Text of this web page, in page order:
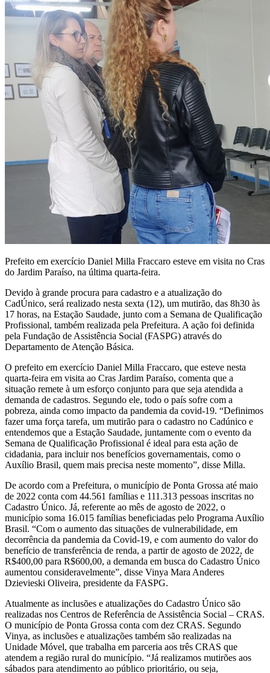
Prefeito em exercício Daniel Milla Fraccaro esteve em visita no Cras
do Jardim Paraíso, na última quarta-feira.
Devido à grande procura para cadastro e a atualização do
CadÚnico, será realizado nesta sexta (12), um mutirão, das 8h30 às
17 horas, na Estação Saudade, junto com a Semana de Qualificação
Profissional, também realizada pela Prefeitura. A ação foi definida
pela Fundação de Assistência Social (FASPG) através do
Departamento de Atenção Básica.
O prefeito em exercício Daniel Milla Fraccaro, que esteve nesta
quarta-feira em visita ao Cras Jardim Paraíso, comenta que a
situação remete à um esforço conjunto para que seja atendida a
demanda de cadastros. Segundo ele, todo o país sofre com a
pobreza, ainda como impacto da pandemia da covid-19. “Definimos
fazer uma força tarefa, um mutirão para o cadastro no Cadúnico e
entendemos que a Estação Saudade, juntamente com o evento da
Semana de Qualificação Profissional é ideal para esta ação de
cidadania, para incluir nos benefícios governamentais, como o
Auxílio Brasil, quem mais precisa neste momento”, disse Milla.
De acordo com a Prefeitura, o município de Ponta Grossa até maio
de 2022 conta com 44.561 famílias e 111.313 pessoas inscritas no
Cadastro Único. Já, referente ao mês de agosto de 2022, o
município soma 16.015 famílias beneficiadas pelo Programa Auxílio
Brasil. “Com o aumento das situações de vulnerabilidade, em
decorrência da pandemia da Covid-19, e com aumento do valor do
benefício de transferência de renda, a partir de agosto de 2022, de
R$400,00 para R$600,00, a demanda em busca do Cadastro Único
aumentou consideravelmente”, disse Vinya Mara Anderes
Dzievieski Oliveira, presidente da FASPG.
Atualmente as inclusões e atualizações do Cadastro Único são
realizadas nos Centros de Referência de Assistência Social – CRAS.
O município de Ponta Grossa conta com dez CRAS. Segundo
Vinya, as inclusões e atualizações também são realizadas na
Unidade Móvel, que trabalha em parceria aos três CRAS que
atendem a região rural do município. “Já realizamos mutirões aos
sábados para atendimento ao público prioritário, ou seja,